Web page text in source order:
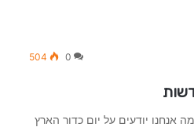
0
504
אנחנו יודעים על יום כדור הארץ